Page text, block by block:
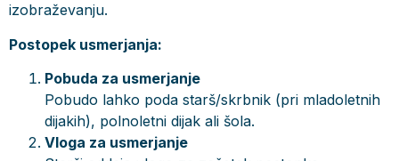
izobraževanju.
Postopek usmerjanja:
Pobuda za usmerjanje
Pobudo lahko poda starš/skrbnik (pri mladoletnih
dijakih), polnoletni dijak ali šola.
Vloga za usmerjanje